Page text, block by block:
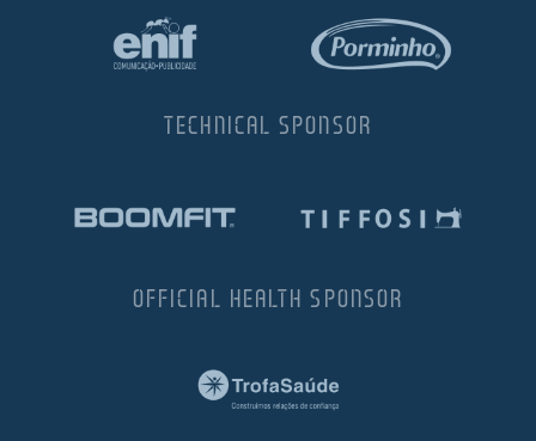
TECHNICAL SPONSOR
OFFICIAL HEALTH SPONSOR